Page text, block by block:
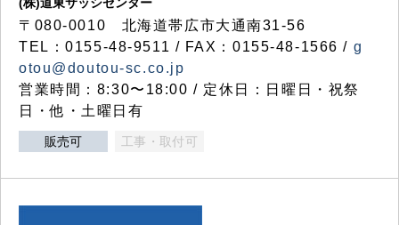
〒080-0010 北海道帯広市大通南31-56
TEL：0155-48-9511 / FAX：0155-48-1566 / g
otou@doutou-sc.co.jp
営業時間：8:30〜18:00 / 定休日：日曜日・祝祭
日・他・土曜日有
販売可 工事・取付可